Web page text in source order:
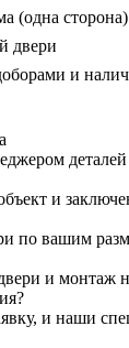
(одна сторона)
двери
и
деталей
и
по вашим
и монтаж
и наши